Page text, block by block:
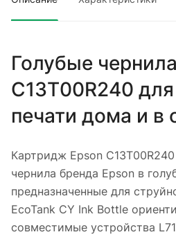
Голубые
C13T00R240
печати дома и в
Картридж Epson
чернила бренда Epson в
предназначенные для
EcoTank CY Ink Bottle
совместимые устройства